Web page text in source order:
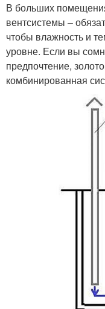
В больших
вентсистемы –
чтобы влажность и
уровне. Если вы
предпочтение,
комбинированная